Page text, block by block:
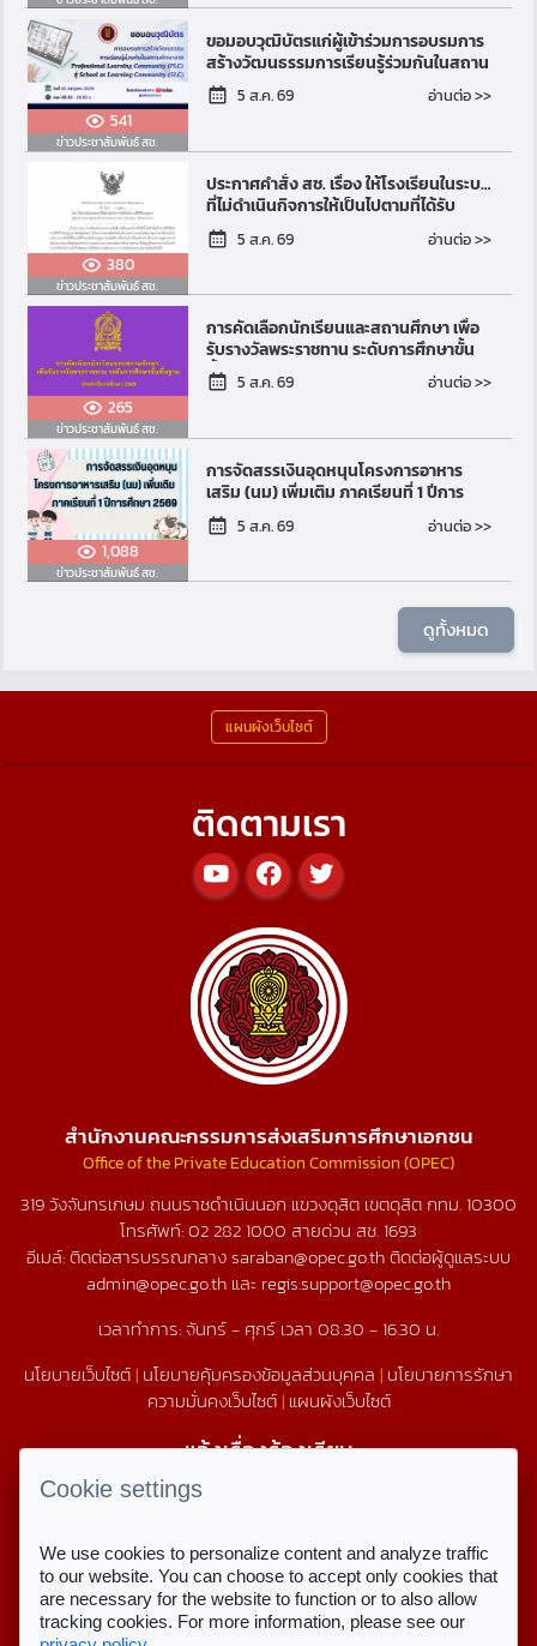
541
ข่าวประชาสัมพันธ์ สช.
ขอมอบวุฒิบัตรแก่ผู้เข้าร่วมการอบรมการ
สร้างวัฒนธรรมการเรียนรู้ร่วมกันในสถาน
ศึกษาจาก Professional Learning
Community (PLC)...
5 ส.ค. 69 อ่านต่อ >>
380
ข่าวประชาสัมพันธ์ สช.
ประกาศคำสั่ง สช. เรื่อง ให้โรงเรียนในระบบ
ที่ไม่ดำเนินกิจการให้เป็นไปตามที่ได้รับ
อนุญาต อยู่ในความควบคุมของสำนักงาน
คณะกรร...
5 ส.ค. 69 อ่านต่อ >>
265
ข่าวประชาสัมพันธ์ สช.
การคัดเลือกนักเรียนและสถานศึกษา เพื่อ
รับรางวัลพระราชทาน ระดับการศึกษาขั้น
พื้นฐาน ประจำปีการศึกษา 2569
5 ส.ค. 69 อ่านต่อ >>
1,088
ข่าวประชาสัมพันธ์ สช.
การจัดสรรเงินอุดหนุนโครงการอาหาร
เสริม (นม) เพิ่มเติม ภาคเรียนที่ 1 ปีการ
ศึกษา 2569
5 ส.ค. 69 อ่านต่อ >>
ดูทั้งหมด
แผนผังเว็บไซต์
ติดตามเรา
สำนักงานคณะกรรมการส่งเสริมการศึกษาเอกชน
Office of the Private Education Commission (OPEC)
319 วังจันทรเกษม ถนนราชดำเนินนอก แขวงดุสิต เขตดุสิต กทม. 10300
โทรศัพท์:02 282 1000 สายด่วน สช.1693
อีเมล์: ติดต่อสารบรรณกลาง saraban@opec.go.th ติดต่อผู้ดูแลระบบ
admin@opec.go.th และ regis.support@opec.go.th
เวลาทำการ: จันทร์ - ศุกร์ เวลา 08.30 - 16.30 น.
นโยบายเว็บไซต์| นโยบายคุ้มครองข้อมูลส่วนบุคคล | นโยบายการรักษา
ความมั่นคงเว็บไซต์| แผนผังเว็บไซต์
แจ้งเรื่องร้องเรียน
1579
สถิติการใช้งานเว็บไซต์
สถิติการเข้าชม
Cookie settings
We use cookies to personalize content and analyze traffic
to our website. You can choose to accept only cookies that
are necessary for the website to function or to also allow
tracking cookies. For more information, please see our